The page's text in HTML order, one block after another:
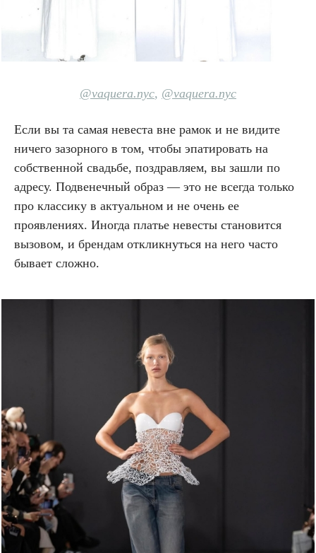
@vaquera.nyc, @vaquera.nyc
Если вы та самая невеста вне рамок и не видите
ничего зазорного в том, чтобы эпатировать на
собственной свадьбе, поздравляем, вы зашли по
адресу. Подвенечный образ — это не всегда только
про классику в актуальном и не очень ее
проявлениях. Иногда платье невесты становится
вызовом, и брендам откликнуться на него часто
бывает сложно.